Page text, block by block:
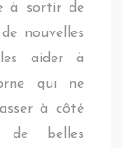
à sortir de
nouvelles
aider à
qui ne
à côté
de belles